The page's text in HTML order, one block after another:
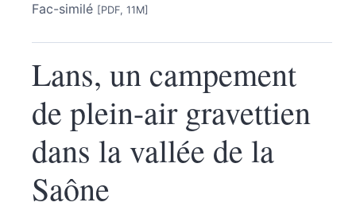
Fac-similé [PDF, 11M]
Lans, un campement
de plein-air gravettien
dans la vallée de la
Saône